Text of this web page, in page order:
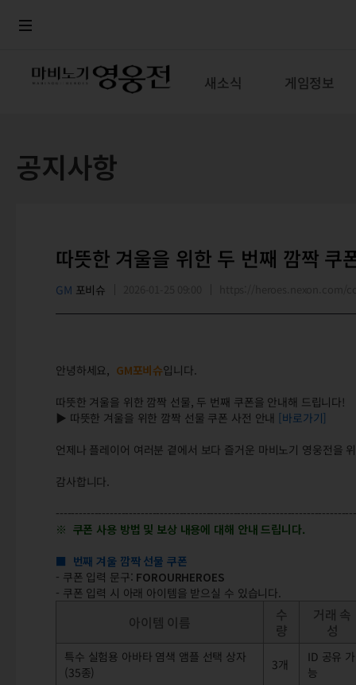
새소식 게임정보
공지사항
따뜻한 겨울을 위한 두 번째 깜짝 쿠
GM 포비슈
안녕하세요, GM포비슈입니다.
따뜻한 겨울을 위한 깜짝 선물, 두 번째 쿠폰을 안내해 드립니다!
▶ 따뜻한 겨울을 위한 깜짝 선물 쿠폰 사전 안내 [바로가기]
언제나 플레이어 여러분 곁에서 보다 즐거운 마비노기 영웅전을
감사합니다.
※ 쿠폰 사용 방법 및 보상 내용에 대해 안내 드립니다.
■ 번째 겨울 깜짝 선물 쿠폰
- 쿠폰 입력 문구: FOROURHEROES
- 쿠폰 입력 시 아래 아이템을 받으실 수 있습니다.
아이템 이름
수
량
거래 속
성
특수 실험용 아바타 염색 앰플 선택 상자
(35종)
3개
ID 공유 가
능